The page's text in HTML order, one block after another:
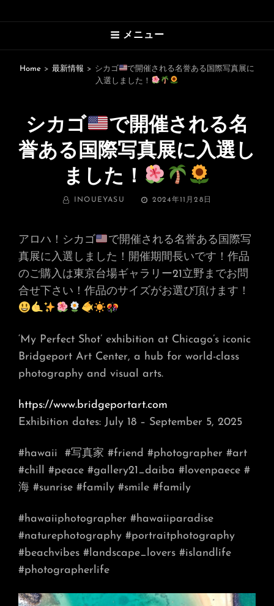
HAWAII’S MARVELOUS PHOTO
An Uplifting Photo Collection By
Photographer Yasu
メニュー
Home > 最新情報 > シカゴ
で開催される名誉ある国際写真展に
入選しました！
シカゴ
で開催される名
誉ある国際写真展に入選し
ました！
BY INOUEYASU
投
2024年11月28日
アロハ！シカゴ
で開催される名誉ある国際写
真展に入選しました！開催期間長いです！作品
のご購入は東京台場ギャラリー21立野までお問
合せ下さい！作品のサイズがお選び頂けます！
‘My Perfect Shot’ exhibition at Chicago’s iconic
Bridgeport Art Center, a hub for world-class
photography and visual arts.
https://www.bridgeportart.com
Exhibition dates: July 18 – September 5, 2025
#hawaii
#写真家 #friend #photographer #art
#chill #peace #gallery21_daiba #lovenpaece #
海 #sunrise #family #smile #family
#hawaiiphotographer #hawaiiparadise
#naturephotography #portraitphotography
#beachvibes #landscape_lovers #islandlife
#photographerlife